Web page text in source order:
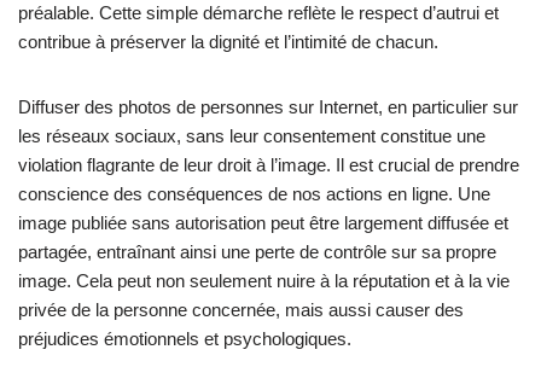
préalable. Cette simple démarche reflète le respect d’autrui et
contribue à préserver la dignité et l’intimité de chacun.
Diffuser des photos de personnes sur Internet, en particulier sur
les réseaux sociaux, sans leur consentement constitue une
violation flagrante de leur droit à l’image. Il est crucial de prendre
conscience des conséquences de nos actions en ligne. Une
image publiée sans autorisation peut être largement diffusée et
partagée, entraînant ainsi une perte de contrôle sur sa propre
image. Cela peut non seulement nuire à la réputation et à la vie
privée de la personne concernée, mais aussi causer des
préjudices émotionnels et psychologiques.